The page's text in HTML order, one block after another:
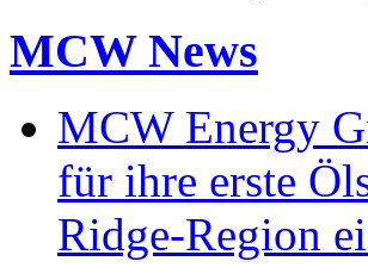
MCW News
MCW Energy
für ihre erste
Ridge-Region